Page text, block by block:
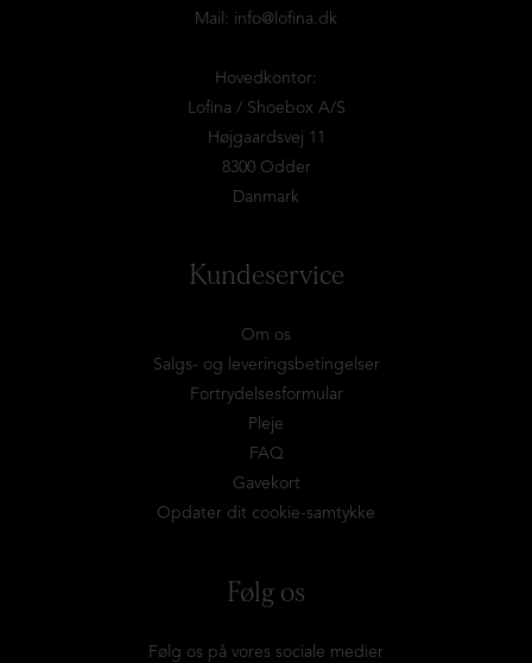
Mail: info@lofina.dk
Hovedkontor:
Lofina / Shoebox A/S
Højgaardsvej 11
8300 Odder
Danmark
Kundeservice
Om os
Salgs- og leveringsbetingelser
Fortrydelsesformular
Pleje
FAQ
Gavekort
Opdater dit cookie-samtykke
Følg os
Følg os på vores sociale medier